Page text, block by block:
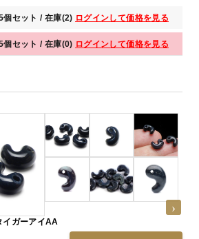
セット / 在庫(2) ログインして価格を見る
セット / 在庫(0) ログインして価格を見る
イガーアイAA